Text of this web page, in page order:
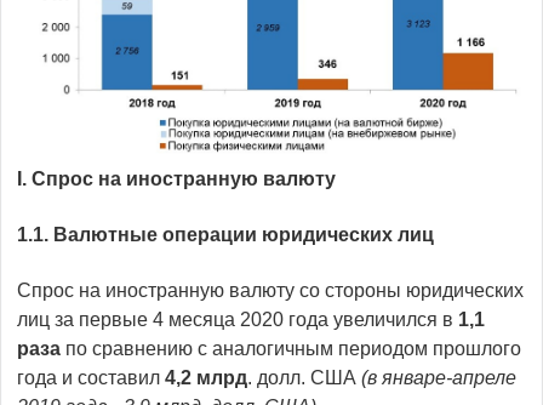
I. Cпрос на иностранную валюту
1.1. Валютные операции юридических лиц
Спрос на иностранную валюту со стороны юридических
лиц за первые 4 месяца 2020 года увеличился в 1,1
раза по сравнению с аналогичным периодом прошлого
года и составил 4,2 млрд. долл. США (в январе-апреле